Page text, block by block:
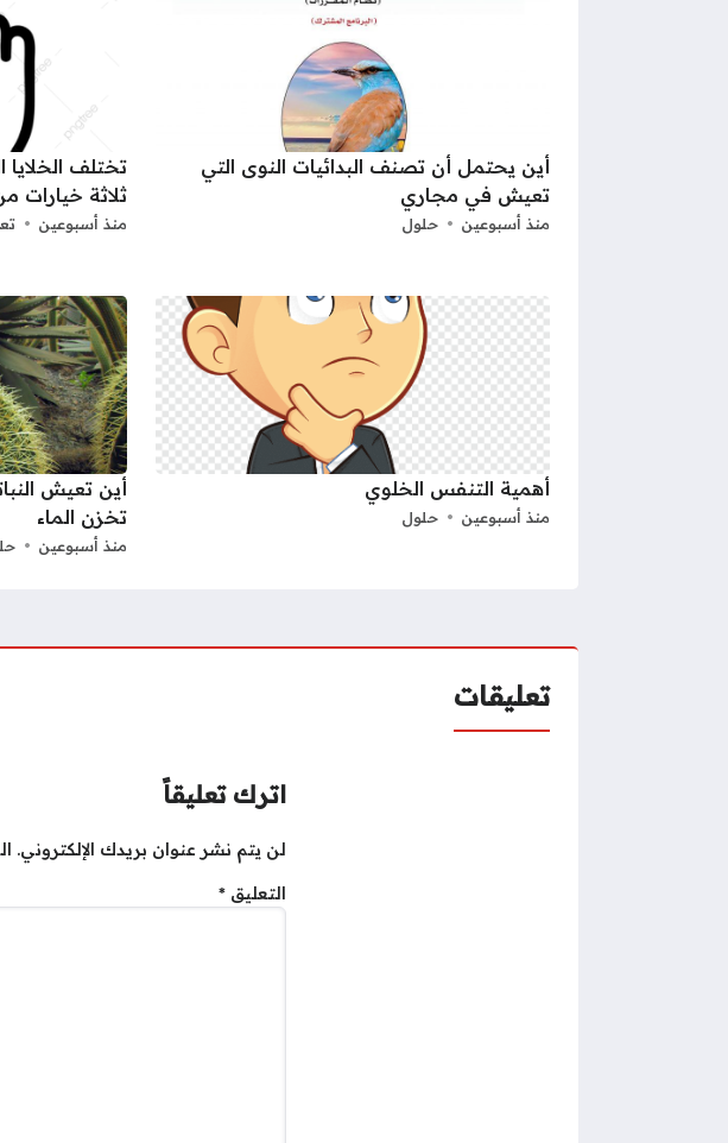
أين يحتمل أن تصنف البدائيات النوى التي
تعيش في مجاري
منذ أسبوعين حلول
تختلف الخلايا
ثلاثة خيارات
منذ أسبوعين
أهمية التنفس الخلوي
منذ أسبوعين حلول
أين تعيش
تخزن الماء
منذ أسبوعين
تعليقات
اترك تعليقاً
لن يتم نشر عنوان بريدك الإلكتروني.
التعليق *